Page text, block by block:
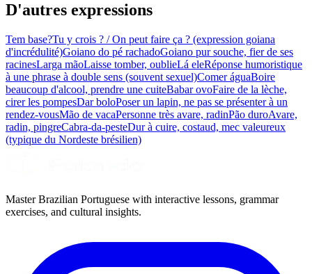
D'autres expressions
Tem base?Tu y crois ? / On peut faire ça ? (expression goiana
d'incrédulité)Goiano do pé rachadoGoiano pur souche, fier de ses
racinesLarga mãoLaisse tomber, oublieLá eleRéponse humoristique
à une phrase à double sens (souvent sexuel)Comer águaBoire
beaucoup d'alcool, prendre une cuiteBabar ovoFaire de la lèche,
cirer les pompesDar boloPoser un lapin, ne pas se présenter à un
rendez-vousMão de vacaPersonne très avare, radinPão duroAvare,
radin, pingreCabra-da-pesteDur à cuire, costaud, mec valeureux
(typique du Nordeste brésilien)
Master Brazilian Portuguese with interactive lessons, grammar
exercises, and cultural insights.